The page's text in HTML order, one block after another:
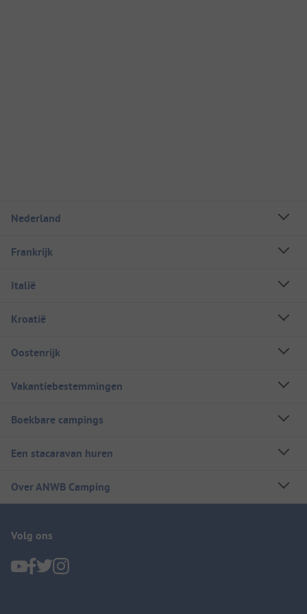
Nederland
Frankrijk
Italië
Kroatië
Oostenrijk
Vakantiebestemmingen
Boekbare campings
Een stacaravan huren
Over ANWB Camping
Volg ons